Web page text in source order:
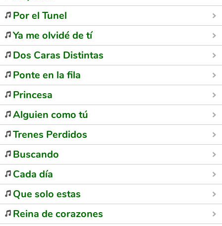
Por el Tunel
Ya me olvidé de tí
Dos Caras Distintas
Ponte en la fila
Princesa
Alguien como tú
Trenes Perdidos
Buscando
Cada día
Que solo estas
Reina de corazones